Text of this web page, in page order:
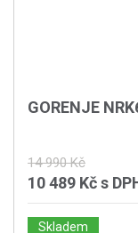
GORENJE
14 990 Kč
10 489 Kčs
Skladem